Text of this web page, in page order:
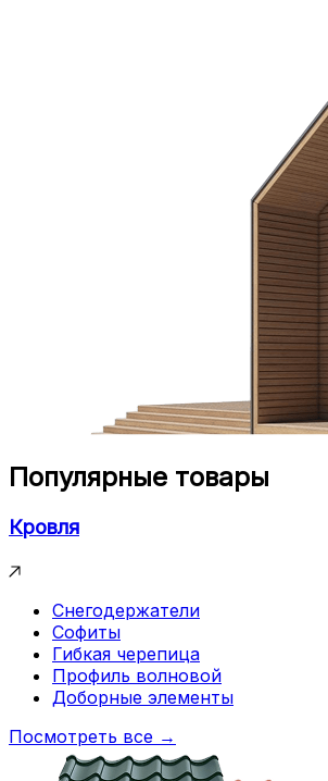
Популярные товары
Кровля
Снегодержатели
Софиты
Гибкая черепица
Профиль волновой
Доборные элементы
Посмотреть все →